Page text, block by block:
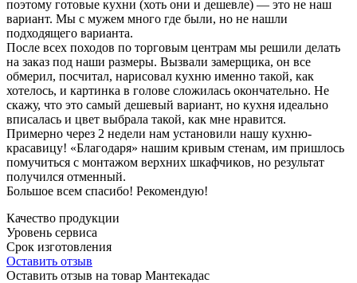
поэтому готовые кухни (хоть они и дешевле) — это не наш
вариант. Мы с мужем много где были, но не нашли
подходящего варианта.
После всех походов по торговым центрам мы решили делать
на заказ под наши размеры. Вызвали замерщика, он все
обмерил, посчитал, нарисовал кухню именно такой, как
хотелось, и картинка в голове сложилась окончательно. Не
скажу, что это самый дешевый вариант, но кухня идеально
вписалась и цвет выбрала такой, как мне нравится.
Примерно через 2 недели нам установили нашу кухню-
красавицу! «Благодаря» нашим кривым стенам, им пришлось
помучиться с монтажом верхних шкафчиков, но результат
получился отменный.
Большое всем спасибо! Рекомендую!
Качество продукции
Уровень сервиса
Срок изготовления
Оставить отзыв
Оставить отзыв на товар Мантекадас